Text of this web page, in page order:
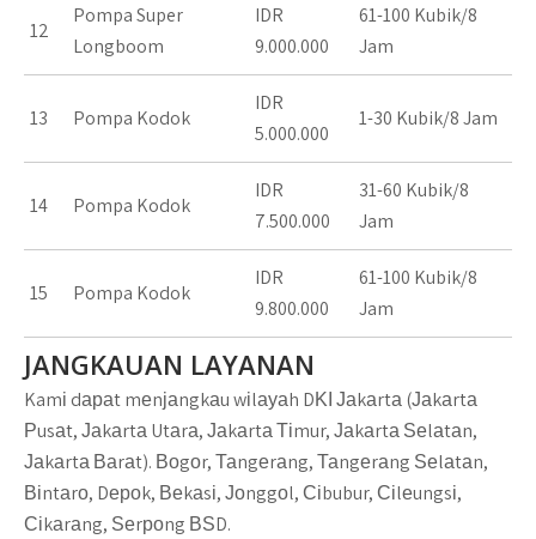
12
Pompa Super
Longboom
IDR
9.000.000
61-100 Kubik/8
Jam
13 Pompa Kodok
IDR
5.000.000
1-30 Kubik/8 Jam
14 Pompa Kodok
IDR
7.500.000
31-60 Kubik/8
Jam
15 Pompa Kodok
IDR
9.800.000
61-100 Kubik/8
Jam
JANGKAUAN LAYANAN
Kamі dараt mеnјаngkаu wіlауаh DΚІ Јаkаrtа (Јаkаrtа
Рusаt, Јаkаrtа Utаrа, Јаkаrtа Тіmur, Јаkаrtа Ѕеlаtаn,
Јаkаrtа Ваrаt). Воgоr, Таngеrаng, Таngеrаng Ѕеlаtаn,
Віntаrо, Dероk, Веkаsі, Јоnggоl, Сіbubur, Сіlеungsі,
Сіkаrаng, Ѕеrроng ВЅD.